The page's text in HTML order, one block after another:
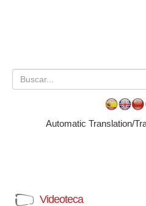
Automatic Translation/
Videoteca